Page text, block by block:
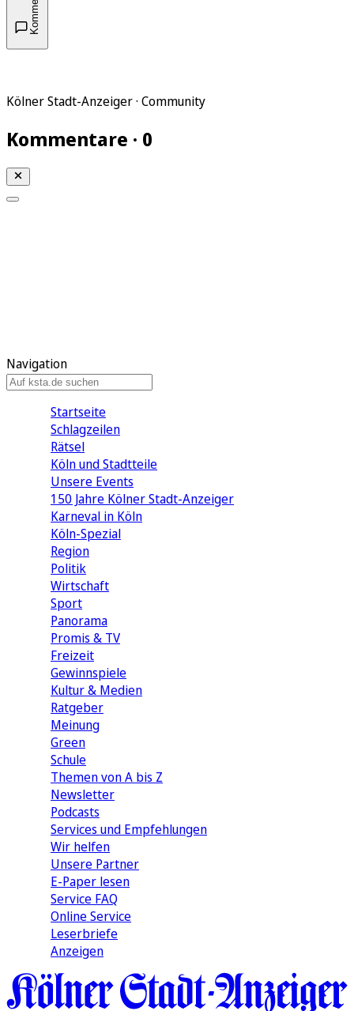
Kölner Stadt-Anzeiger · Community
Kommentare · 0
Navigation
Startseite
Schlagzeilen
Rätsel
Köln und Stadtteile
Unsere Events
150 Jahre Kölner Stadt-Anzeiger
Karneval in Köln
Köln-Spezial
Region
Politik
Wirtschaft
Sport
Panorama
Promis & TV
Freizeit
Gewinnspiele
Kultur & Medien
Ratgeber
Meinung
Green
Schule
Themen von A bis Z
Newsletter
Podcasts
Services und Empfehlungen
Wir helfen
Unsere Partner
E-Paper lesen
Service FAQ
Online Service
Leserbriefe
Anzeigen